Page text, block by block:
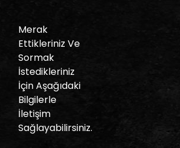
Merak
Ettikleriniz Ve
Sormak
İstedikleriniz
İçin Aşağıdaki
Bilgilerle
İletişim
Sağlayabilirsiniz.